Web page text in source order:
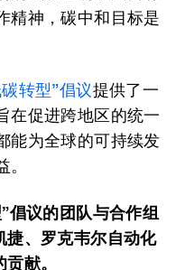
精神，碳中和目标是
转型”倡议提供了一
在促进跨地区的统一
能为全球的可持续发
倡议的团队与合作组
、罗克韦尔自动化
献。